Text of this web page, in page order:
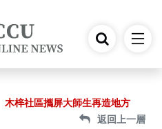
梓社區攜屏大師生再造地方
返回上一層